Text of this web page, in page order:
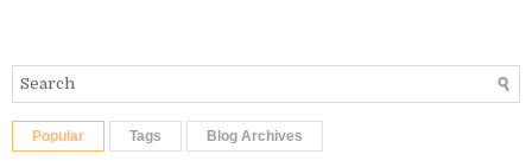
Popular Tags Blog Archives